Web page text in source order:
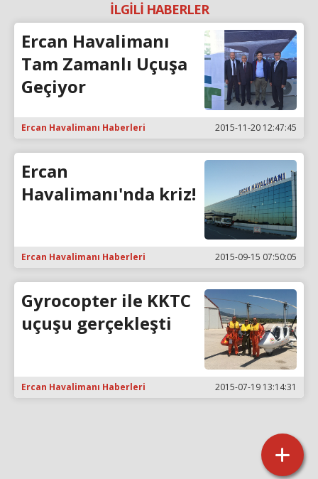
İLGİLİ HABERLER
Ercan Havalimanı
Tam Zamanlı Uçuşa
Geçiyor
Ercan Havalimanı Haberleri 2015-11-20 12:47:45
Ercan
Havalimanı'nda kriz!
Ercan Havalimanı Haberleri 2015-09-15 07:50:05
Gyrocopter ile KKTC
uçuşu gerçekleşti
Ercan Havalimanı Haberleri 2015-07-19 13:14:31